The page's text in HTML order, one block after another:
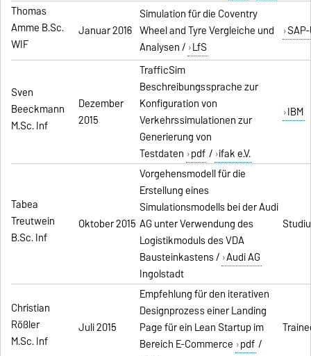
Thomas
Amme B.Sc.
WIF
Januar 2016
Simulation für die Coventry
Wheel and Tyre Vergleiche und
Analysen / LfS
Sven
Beeckmann
M.Sc. Inf
Dezember
2015
TrafficSim
Beschreibungssprache zur
Konfiguration von
Verkehrssimulationen zur
Generierung von
Testdaten pdf / ifak e.V.
IBM
Tabea
Treutwein
B.Sc. Inf
Oktober 2015
Vorgehensmodell für die
Erstellung eines
Simulationsmodells bei der Audi
AG unter Verwendung des
Logistikmoduls des VDA
Bausteinkastens / Audi AG
Ingolstadt
Christian
Rößler
M.Sc. Inf
Juli 2015
Empfehlung für den iterativen
Designprozess einer Landing
Page für ein Lean Startup im
Bereich E-Commerce pdf /